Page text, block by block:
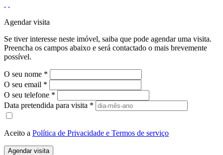
Agendar visita
Se tiver interesse neste imóvel, saiba que pode agendar uma visita.
Preencha os campos abaixo e será contactado o mais brevemente
possível.
O seu nome *
O seu email *
O seu telefone *
Data pretendida para visita *
Aceito a Política de Privacidade e Termos de serviço
Agendar visita